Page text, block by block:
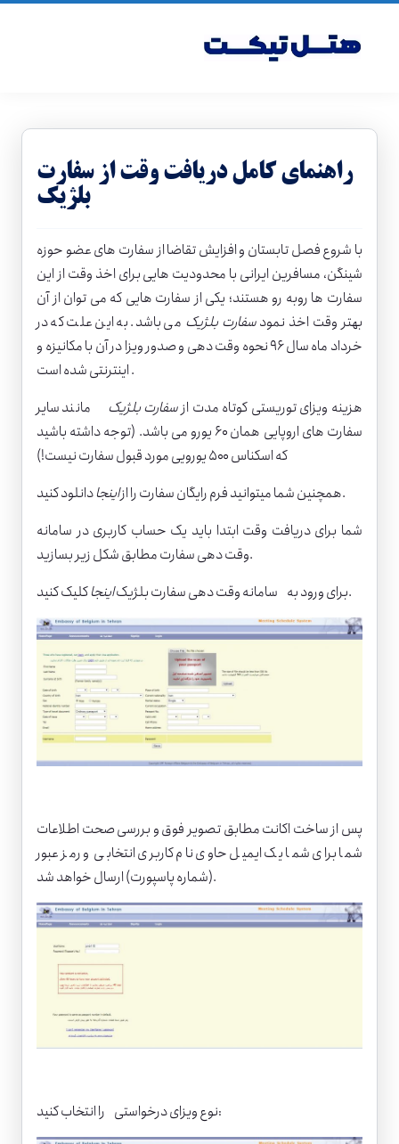
راهنمای کامل دریافت وقت از سفارت
بلژیک
با شروع فصل تابستان و افزایش تقاضا از سفارت های عضو حوزه
شینگن، مسافرین ایرانی با محدودیت هایی برای اخذ وقت از این
سفارت ها روبه رو هستند؛ یکی از سفارت هایی که می توان از آن
بهتر وقت اخذ نمودسفارت بلژیک می باشد. به این علت که در
خرداد ماه سال ۹۶ نحوه وقت دهی و صدور ویزا در آن با مکانیزه و
اینترنتی شده است .
هزینه ویزای توریستی کوتاه مدت ازسفارت بلژیک
مانند سایر
سفارت های اروپایی همان ۶۰ یورو می باشد. (توجه داشته باشید
که اسکناس ۵۰۰ یورویی مورد قبول سفارت نیست!)
همچنین شما میتوانید فرم رایگان سفارت را ازاینجا
دانلود کنید.
شما برای دریافت وقت ابتدا باید یک حساب کاربری در سامانه
وقت دهی سفارت مطابق شکل زیر بسازید.
برای ورود به سامانه وقت دهی سفارت بلژیکاینجا کلیک کنید.
پس از ساخت اکانت مطابق تصویر فوق و بررسی صحت اطلاعات
شما برای شما یک ایمیل حاوی نام کاربری انتخابی و رمز عبور
(شماره پاسپورت) ارسال خواهد شد.
نوع ویزای درخواستی را انتخاب کنید: